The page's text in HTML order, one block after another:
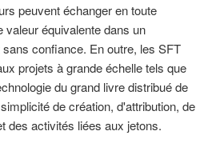
peuvent échanger en toute
équivalente dans un
confiance. En outre, les SFT
projets à grande échelle tels que
du grand livre distribué de
de création, d'attribution, de
des activités liées aux jetons.